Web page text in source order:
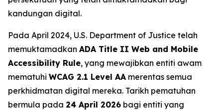
kandungan digital.
Pada April 2024, U.S. Department of Justice telah
memuktamadkan ADA Title II Web and Mobile
Accessibility Rule, yang mewajibkan entiti awam
mematuhi WCAG 2.1 Level AA merentas semua
perkhidmatan digital mereka. Tarikh pematuhan
bermula pada 24 April 2026 bagi entiti yang